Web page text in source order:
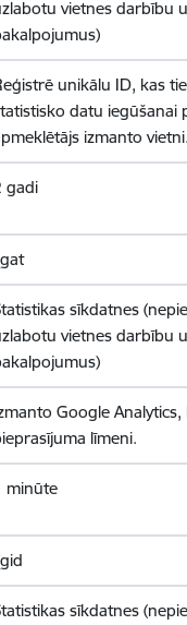
vietnes darbību
unikālu ID, kas
datu iegūšanai
izmanto vietni.
gadi
_gat
sīkdatnes
vietnes darbību
Google Analytics,
līmeni.
minūte
_gid
sīkdatnes